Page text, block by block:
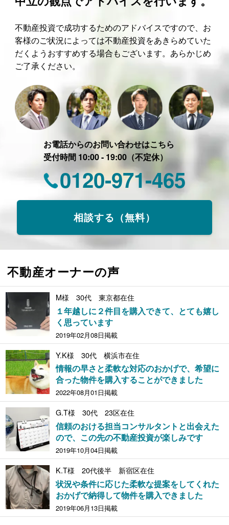
不動産投資で成功するためのアドバイスですので、お
客様のご状況によっては不動産投資をあきらめていた
だくようおすすめする場合もございます。あらかじめ
ご了承ください。
お電話からのお問い合わせはこちら
受付時間 10:00 - 19:00（不定休）
0120-971-465
相談する（無料）
不動産オーナーの声
M様 30代 東京都在住
１年越しに２件目を購入できて、とても嬉し
く思っています
2019年02月08日掲載
Y.K様 30代 横浜市在住
情報の早さと柔軟な対応のおかげで、希望に
合った物件を購入することができました
2022年08月01日掲載
G.T様 30代 23区在住
信頼のおける担当コンサルタントと出会えた
ので、この先の不動産投資が楽しみです
2019年10月04日掲載
K.T様 20代後半 新宿区在住
状況や条件に応じた柔軟な提案をしてくれた
おかげで納得して物件を購入できました
2019年06月13日掲載